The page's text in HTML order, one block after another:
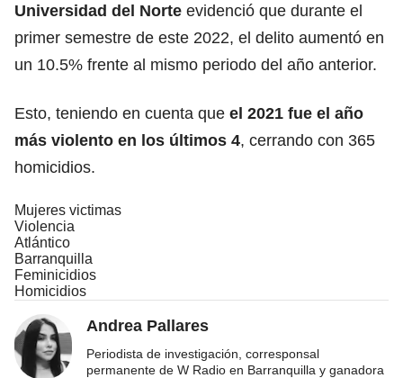
Universidad del Norte evidenció que durante el
primer semestre de este 2022, el delito aumentó en
un 10.5% frente al mismo periodo del año anterior.
Esto, teniendo en cuenta que el 2021 fue el año
más violento en los últimos 4, cerrando con 365
homicidios.
Mujeres victimas
Violencia
Atlántico
Barranquilla
Feminicidios
Homicidios
Andrea Pallares
Periodista de investigación, corresponsal
permanente de W Radio en Barranquilla y ganadora